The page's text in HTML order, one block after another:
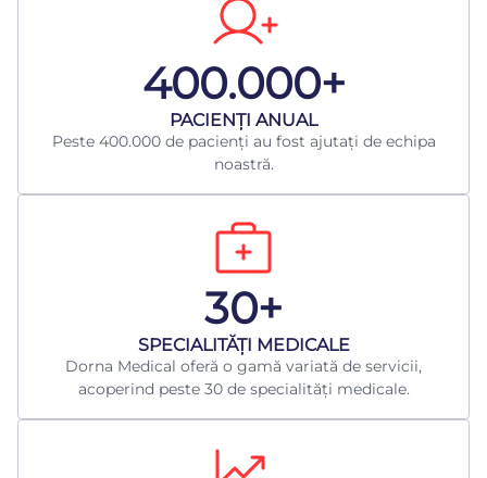
400.000+
​PACIENȚI ANUAL
Peste 400.000 de pacienți au fost ajutați de echipa
noastră.
30+
​SPECIALITĂȚI MEDICALE
Dorna Medical oferă o gamă variată de servicii,
acoperind peste 30 de specialități medicale.